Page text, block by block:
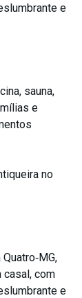
e
sauna,
e
no
casal, com
e